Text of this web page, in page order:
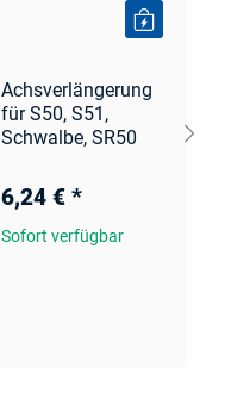
Achsverlängerung
für S50, S51,
Schwalbe, SR50
6,24 € *
Sofort verfügbar